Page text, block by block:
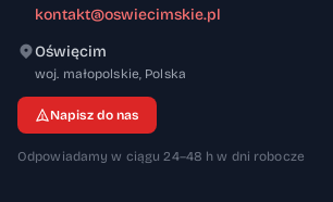
kontakt@oswiecimskie.pl
Oświęcim
woj. małopolskie, 32-600
Polska
Napisz do nas
Odpowiadamy w ciągu 24–48 h w dni robocze